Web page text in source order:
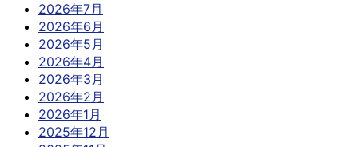
2026年7月
2026年6月
2026年5月
2026年4月
2026年3月
2026年2月
2026年1月
2025年12月